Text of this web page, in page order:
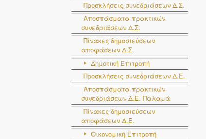
Προσκλήσεις συνεδριάσεων Δ.Σ.
Αποσπάσματα πρακτικών
συνεδριάσεων Δ.Σ.
Πίνακες δημοσιεύσεων
αποφάσεων Δ.Σ.
Δημοτική Επιτροπή
Προσκλήσεις συνεδριάσεων Δ.Ε.
Αποσπάσματα πρακτικών
συνεδριάσεων Δ.E. Παλαμά
Πίνακες δημοσιεύσεων
αποφάσεων Δ.Ε.
Οικονομική Επιτροπή